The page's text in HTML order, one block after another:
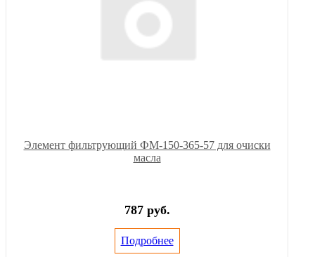
Элемент фильтрующий ФМ-150-365-57 для очиски
масла
787 руб.
Подробнее